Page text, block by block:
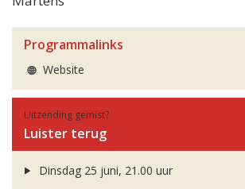
Programmalinks
Website
Uitzending gemist?
Luister terug
Dinsdag 25 juni, 21.00 uur